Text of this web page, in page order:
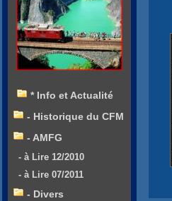
* Info et Actualité
- Historique du CFM
- AMFG
- à Lire 12/2010
- à Lire 07/2011
- Divers